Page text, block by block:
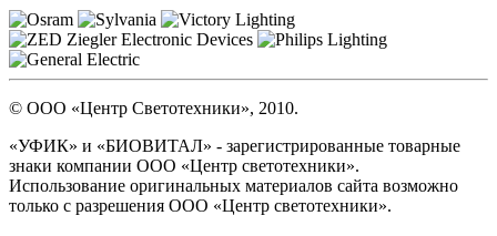
© ООО «Центр Светотехники», 2010.
«УФИК» и «БИОВИТАЛ» - зарегистрированные товарные
знаки компании ООО «Центр светотехники».
Использование оригинальных материалов сайта возможно
только с разрешения ООО «Центр светотехники».